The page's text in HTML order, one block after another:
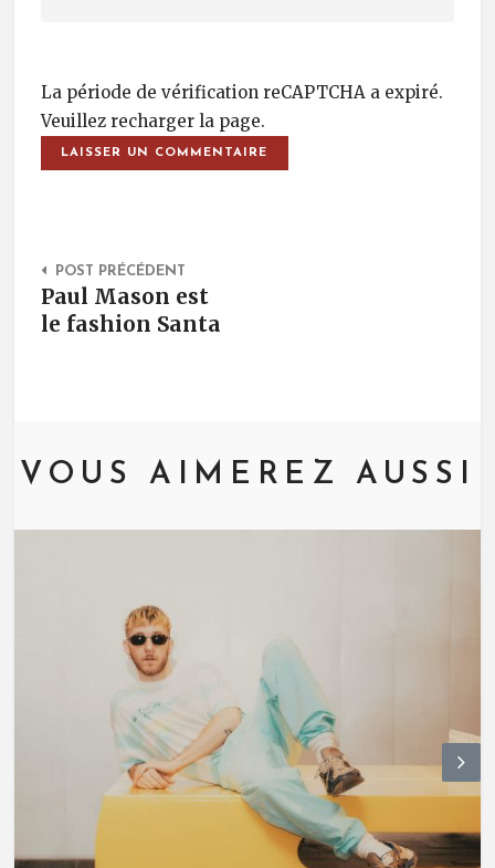
La période de vérification reCAPTCHA a expiré.
Veuillez recharger la page.
Post Navigation
POST PRÉCÉDENT
Paul Mason est
le fashion Santa
VOUS AIMEREZ AUSSI
N
ex